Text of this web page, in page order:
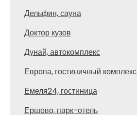
Дельфин, сауна
Доктор кузов
Дунай, автокомплекс
Европа, гостиничный комплекс
Емеля24, гостиница
Ершово, парк-отель